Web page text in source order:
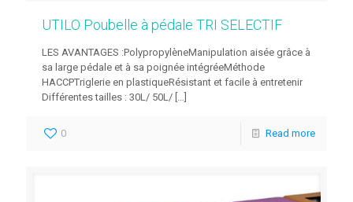
UTILO Poubelle à pédale TRI SELECTIF
LES AVANTAGES :PolypropylèneManipulation aisée grâce à
sa large pédale et à sa poignée intégréeMéthode
HACCPTriglerie en plastiqueRésistant et facile à entretenir
Différentes tailles : 30L/ 50L/ […]
0 Read more